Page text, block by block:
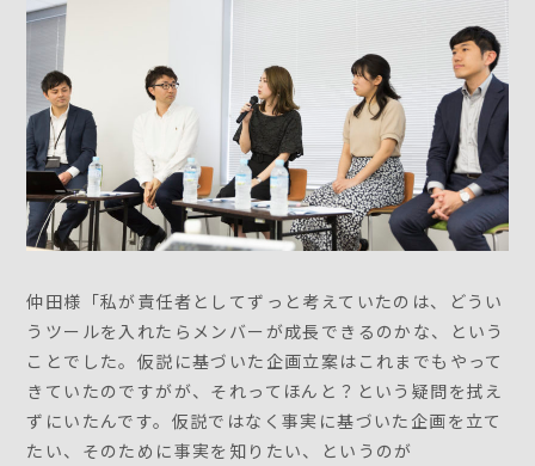
仲田様「私が責任者としてずっと考えていたのは、どうい
うツールを入れたらメンバーが成長できるのかな、という
ことでした。仮説に基づいた企画立案はこれまでもやって
きていたのですがが、それってほんと？という疑問を拭え
ずにいたんです。仮説ではなく事実に基づいた企画を立て
たい、そのために事実を知りたい、というのが